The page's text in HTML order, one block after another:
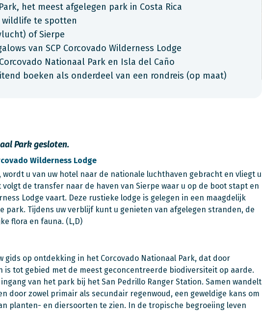
het meest afgelegen park in Costa Rica
wildlife te spotten
of Sierpe
van SCP Corcovado Wilderness Lodge
Nationaal Park en Isla del Caño
boeken als onderdeel van een rondreis (op maat)
Park gesloten.
Wilderness Lodge
wordt u van uw hotel naar de nationale luchthaven gebracht en vliegt u
volgt de transfer naar de haven van Sierpe waar u op de boot stapt en
Lodge vaart. Deze rustieke lodge is gelegen in een maagdelijk
park. Tijdens uw verblijf kunt u genieten van afgelegen stranden, de
flora en fauna. (L,D)
gids op ontdekking in het Corcovado Nationaal Park, dat door
is tot gebied met de meest geconcentreerde biodiversiteit op aarde.
van het park bij het San Pedrillo Ranger Station. Samen wandelt
door zowel primair als secundair regenwoud, een geweldige kans om
planten- en diersoorten te zien. In de tropische begroeiing leven